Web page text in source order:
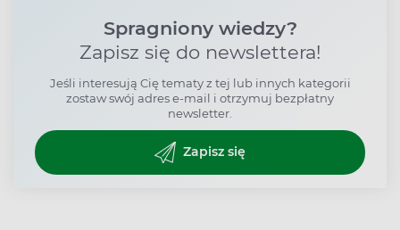
Spragniony wiedzy?
Zapisz się do newslettera!
Jeśli interesują Cię tematy z tej lub innych kategorii
zostaw swój adres e-mail i otrzymuj bezpłatny
newsletter.
Zapisz się